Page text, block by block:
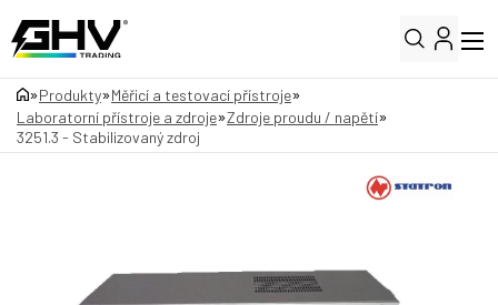
»Produkty»Měřicí a testovací přístroje»
Laboratorní přístroje a zdroje»Zdroje proudu / napětí»
3251.3 - Stabilizovaný zdroj